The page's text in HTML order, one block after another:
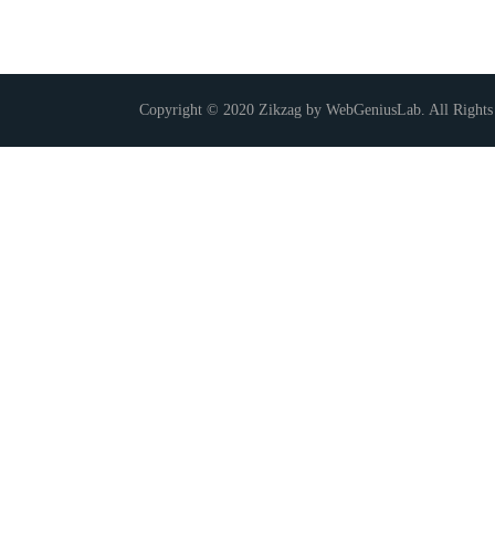
Copyright © 2020 Zikzag by WebGeniusLab. All Rights